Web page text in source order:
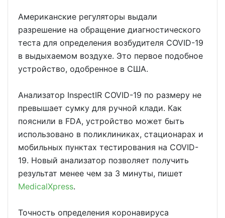
Американские регуляторы выдали
разрешение на обращение диагностического
теста для определения возбудителя COVID-19
в выдыхаемом воздухе. Это первое подобное
устройство, одобренное в США.
Анализатор InspectIR COVID-19 по размеру не
превышает сумку для ручной клади. Как
пояснили в FDА, устройство может быть
использовано в поликлиниках, стационарах и
мобильных пунктах тестирования на COVID-
19. Новый анализатор позволяет получить
результат менее чем за 3 минуты, пишет
MedicalXpress.
Точность определения коронавируса